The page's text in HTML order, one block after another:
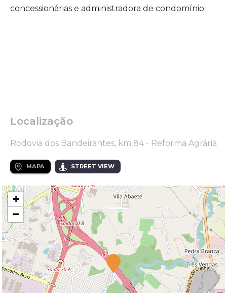
concessionárias e administradora de condomínio.
Localização
Rodovia dos Bandeirantes, km 84 - Reforma Agrária
MAPA STREET VIEW
+
−